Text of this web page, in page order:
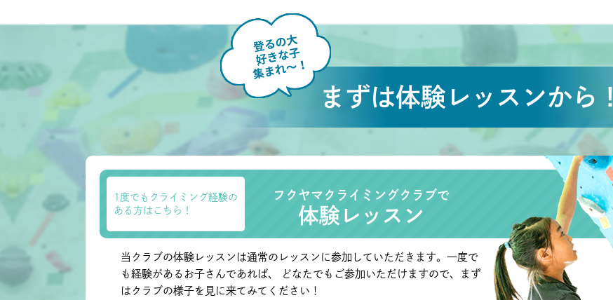
まずは体験レッスンから！
1度でもクライミング経験の
ある方はこちら！
フクヤマクライミングクラブで
体験レッスン
当クラブの体験レッスンは通常のレッスンに参加していただきます。一度で
も経験があるお子さんであれば、 どなたでもご参加いただけますので、まず
はクラブの様子を見に来てみてください！